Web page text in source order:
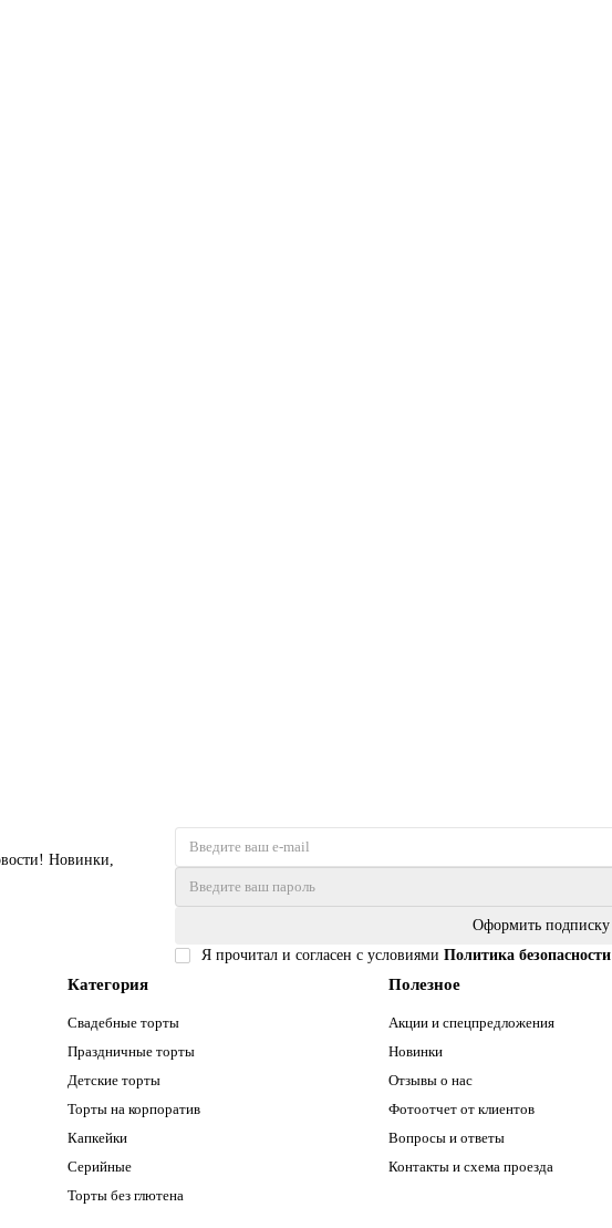
Новинки,
Оформить подписку
Я прочитал и согласен с условиями Политика безопасности
Категория
Свадебные торты
Праздничные торты
Детские торты
Торты на корпоратив
Капкейки
Серийные
Торты без глютена
Полезное
Акции и спецпредложения
Новинки
Отзывы о нас
Фотоотчет от клиентов
Вопросы и ответы
Контакты и схема проезда